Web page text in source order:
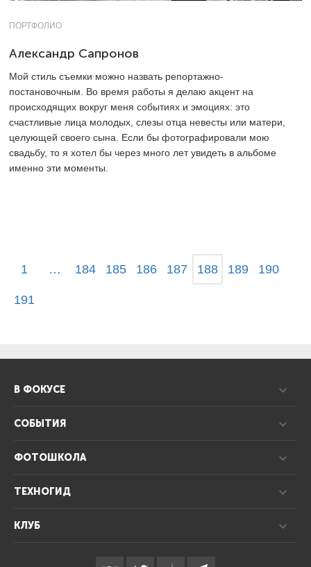
ПОРТФОЛИО
Александр Сапронов
Мой стиль съемки можно назвать репортажно-
постановочным. Во время работы я делаю акцент на
происходящих вокруг меня событиях и эмоциях: это
счастливые лица молодых, слезы отца невесты или матери,
целующей своего сына. Если бы фотографировали мою
свадьбу, то я хотел бы через много лет увидеть в альбоме
именно эти моменты.
1 … 184 185 186 187 188 189 190
191
В ФОКУСЕ
СОБЫТИЯ
ФОТОШКОЛА
ТЕХНОГИД
КЛУБ